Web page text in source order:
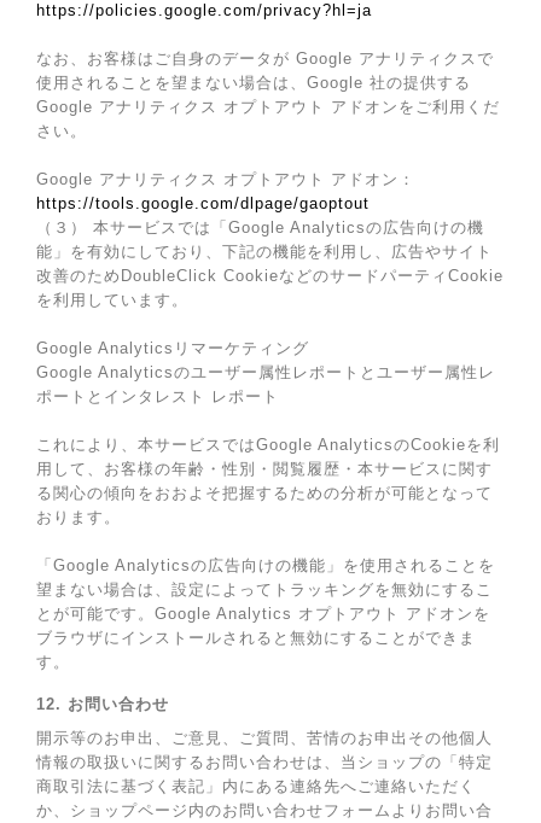
https://policies.google.com/privacy?hl=ja
なお、お客様はご自身のデータが Google アナリティクスで
使用されることを望まない場合は、Google 社の提供する
Google アナリティクス オプトアウト アドオンをご利用くだ
さい。
Google アナリティクス オプトアウト アドオン：
https://tools.google.com/dlpage/gaoptout
（３） 本サービスでは「Google Analyticsの広告向けの機
能」を有効にしており、下記の機能を利用し、広告やサイト
改善のためDoubleClick CookieなどのサードパーティCookie
を利用しています。
Google Analyticsリマーケティング
Google Analyticsのユーザー属性レポートとユーザー属性レ
ポートとインタレスト レポート
これにより、本サービスではGoogle AnalyticsのCookieを利
用して、お客様の年齢・性別・閲覧履歴・本サービスに関す
る関心の傾向をおおよそ把握するための分析が可能となって
おります。
「Google Analyticsの広告向けの機能」を使用されることを
望まない場合は、設定によってトラッキングを無効にするこ
とが可能です。Google Analytics オプトアウト アドオンを
ブラウザにインストールされると無効にすることができま
す。
12. お問い合わせ
開示等のお申出、ご意見、ご質問、苦情のお申出その他個人
情報の取扱いに関するお問い合わせは、当ショップの「特定
商取引法に基づく表記」内にある連絡先へご連絡いただく
か、ショップページ内のお問い合わせフォームよりお問い合